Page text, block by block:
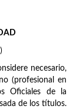
necesario,
(profesional en
Oficiales de la
de los títulos.